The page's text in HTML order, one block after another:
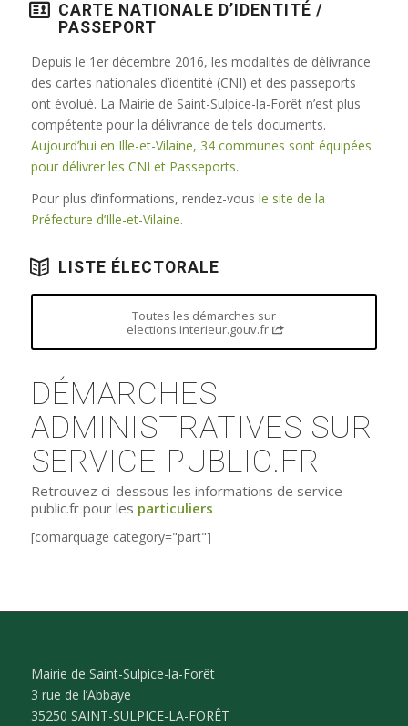
CARTE NATIONALE D’IDENTITÉ /
PASSEPORT
Depuis le 1er décembre 2016, les modalités de délivrance
des cartes nationales d’identité (CNI) et des passeports
ont évolué. La Mairie de Saint-Sulpice-la-Forêt n’est plus
compétente pour la délivrance de tels documents.
Aujourd’hui en Ille-et-Vilaine, 34 communes sont équipées
pour délivrer les CNI et Passeports.
Pour plus d’informations, rendez-vous le site de la
Préfecture d’Ille-et-Vilaine.
LISTE ÉLECTORALE
Toutes les démarches sur
elections.interieur.gouv.fr
DÉMARCHES
ADMINISTRATIVES SUR
SERVICE-PUBLIC.FR
Retrouvez ci-dessous les informations de service-
public.fr pour les particuliers
[comarquage category="part"]
Mairie de Saint-Sulpice-la-Forêt
3 rue de l’Abbaye
35250 SAINT-SULPICE-LA-FORÊT